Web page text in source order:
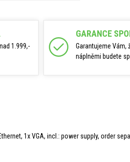
1.999,-
GARANCE
Garantujeme Vám,
náplněmi budete
1x VGA, incl.: power supply, order